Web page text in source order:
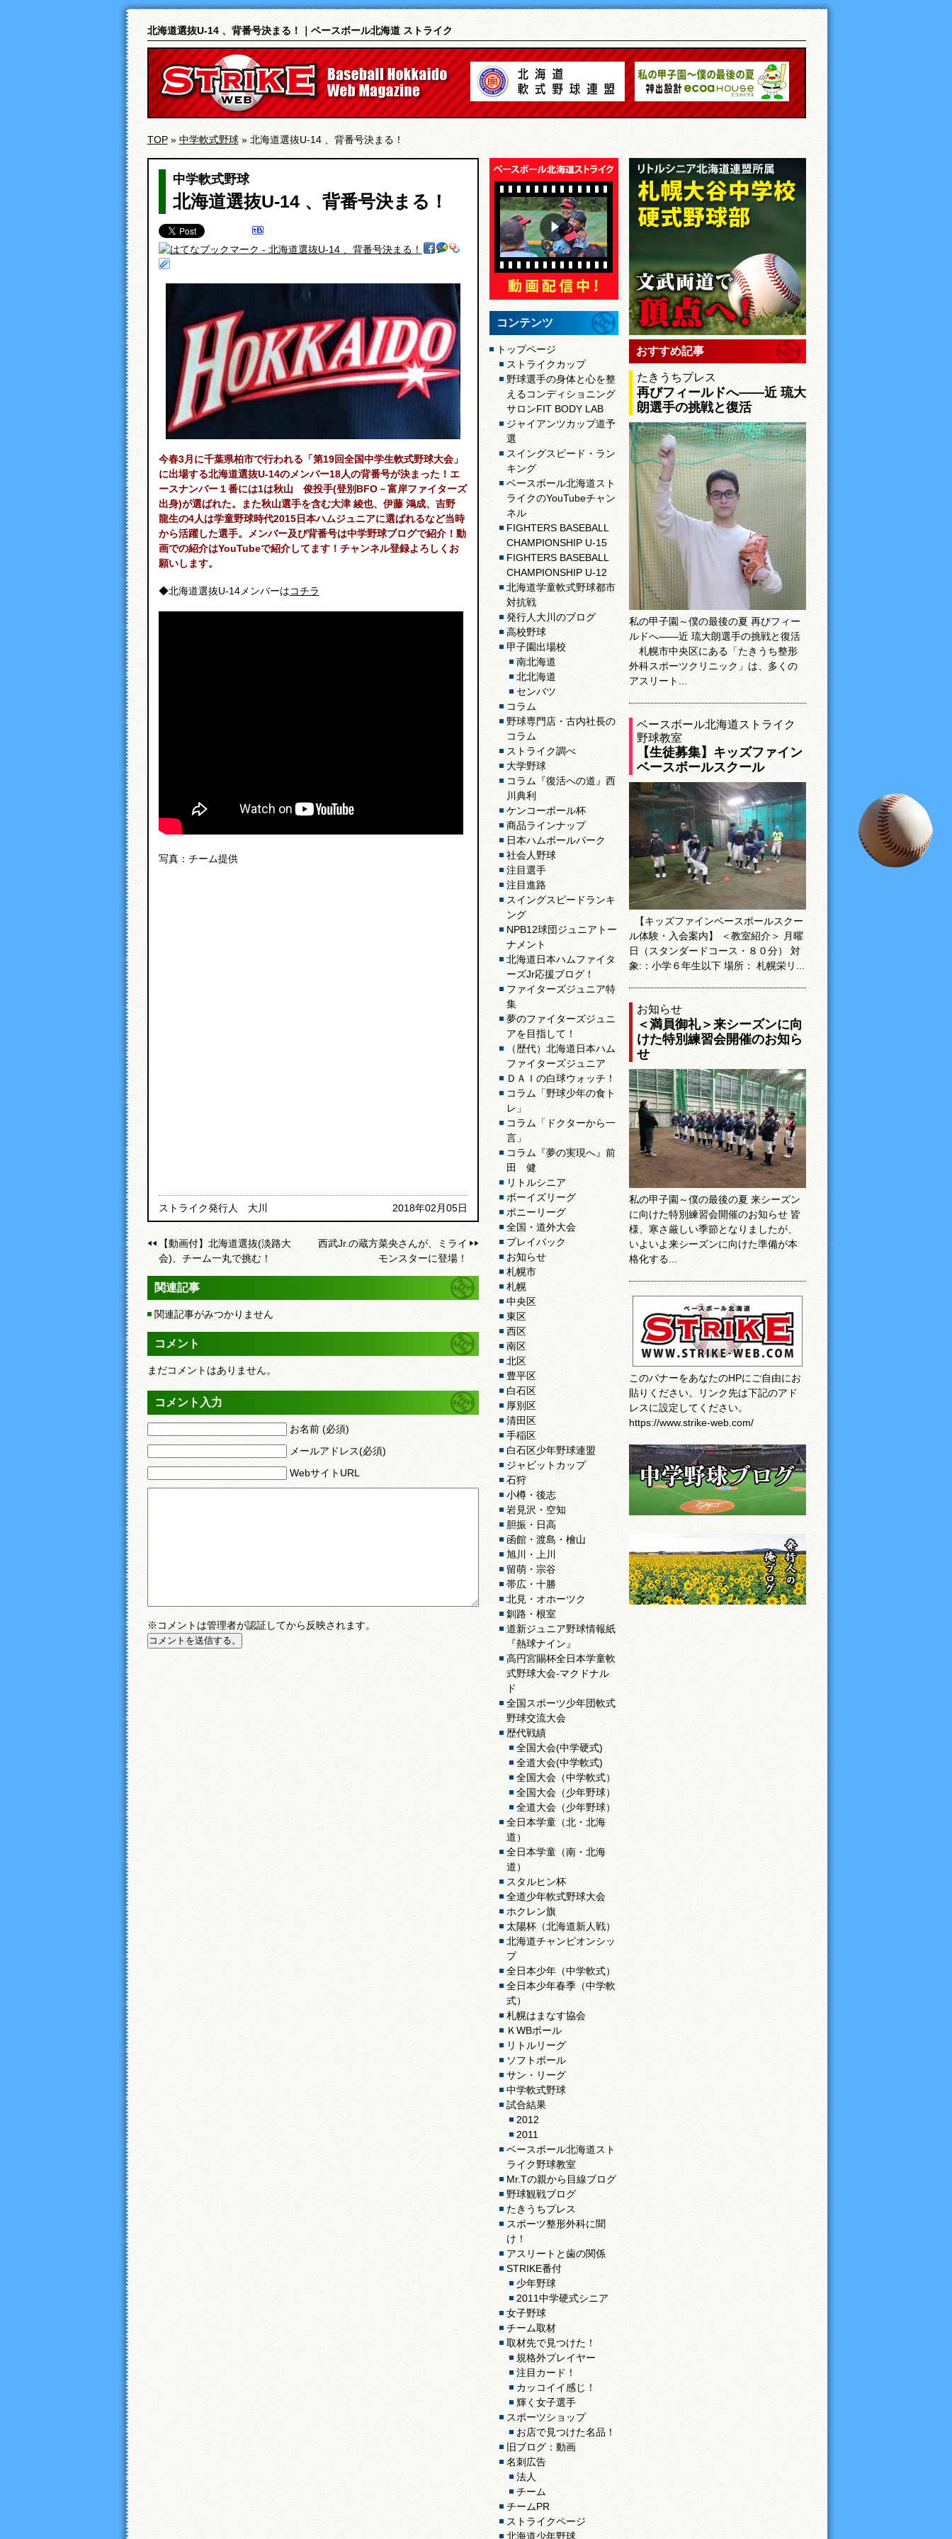
北海道選抜U-14 、背番号決まる！｜ベースボール北海道 ストライク
TOP » 中学軟式野球» 北海道選抜U-14 、背番号決まる！
中学軟式野球
北海道選抜U-14 、背番号決まる！
今春3月に千葉県柏市で行われる「第19回全国中学生軟式野球大会」
に出場する北海道選抜U‐14のメンバー18人の背番号が決まった！エ
ースナンバー１番には1は秋山 俊投手(登別BFO－富岸ファイターズ
出身)が選ばれた。また秋山選手を含む大津 綾也、伊藤 鴻成、吉野
龍生の4人は学童野球時代2015日本ハムジュニアに選ばれるなど当時
から活躍した選手。メンバー及び背番号は中学野球ブログで紹介！動
画での紹介はYouTubeで紹介してます！チャンネル登録よろしくお
願いします。
◆北海道選抜U-14メンバーはコチラ
写真：チーム提供
ストライク発行人 大川 2018年02月05日
【動画付】北海道選抜(淡路大
会)、チーム一丸で挑む！
西武Jr.の蔵方菜央さんが、ミライ
モンスターに登場！
関連記事
関連記事がみつかりません
コメント
まだコメントはありません。
コメント入力
お名前 (必須)
メールアドレス(必須)
WebサイトURL
※コメントは管理者が認証してから反映されます。
コンテンツ
トップページ
ストライクカップ
野球選手の身体と心を整
えるコンディショニング
サロンFIT BODY LAB
ジャイアンツカップ道予
選
スイングスピード・ラン
キング
ベースボール北海道スト
ライクのYouTubeチャン
ネル
FIGHTERS BASEBALL
CHAMPIONSHIP U-15
FIGHTERS BASEBALL
CHAMPIONSHIP U-12
北海道学童軟式野球都市
対抗戦
発行人大川のブログ
高校野球
甲子園出場校
南北海道
北北海道
センバツ
コラム
野球専門店・古内社長の
コラム
ストライク調べ
大学野球
コラム『復活への道』西
川典利
ケンコーボール杯
商品ラインナップ
日本ハムボールパーク
社会人野球
注目選手
注目進路
スイングスピードランキ
ング
NPB12球団ジュニアトー
ナメント
北海道日本ハムファイタ
ーズJr応援ブログ！
ファイターズジュニア特
集
夢のファイターズジュニ
アを目指して！
（歴代）北海道日本ハム
ファイターズジュニア
ＤＡＩの白球ウォッチ！
コラム「野球少年の食ト
レ」
コラム「ドクターから一
言」
コラム『夢の実現へ』前
田 健
リトルシニア
ボーイズリーグ
ポニーリーグ
全国・道外大会
プレイバック
お知らせ
札幌市
札幌
中央区
東区
西区
南区
北区
豊平区
白石区
厚別区
清田区
手稲区
白石区少年野球連盟
ジャビットカップ
石狩
小樽・後志
岩見沢・空知
胆振・日高
函館・渡島・檜山
旭川・上川
留萌・宗谷
帯広・十勝
北見・オホーツク
釧路・根室
道新ジュニア野球情報紙
『熱球ナイン』
高円宮賜杯全日本学童軟
式野球大会-マクドナル
ド
全国スポーツ少年団軟式
野球交流大会
歴代戦績
全国大会(中学硬式)
全道大会(中学軟式)
全国大会（中学軟式）
全国大会（少年野球）
全道大会（少年野球）
全日本学童（北・北海
道）
全日本学童（南・北海
道）
スタルヒン杯
全道少年軟式野球大会
ホクレン旗
太陽杯（北海道新人戦）
北海道チャンピオンシッ
プ
全日本少年（中学軟式）
全日本少年春季（中学軟
式）
札幌はまなす協会
ＫWBボール
リトルリーグ
ソフトボール
サン・リーグ
中学軟式野球
試合結果
2012
2011
ベースボール北海道スト
ライク野球教室
Mr.Tの親から目線ブログ
野球観戦ブログ
たきうちプレス
スポーツ整形外科に聞
け！
アスリートと歯の関係
STRIKE番付
少年野球
2011中学硬式シニア
女子野球
チーム取材
取材先で見つけた！
規格外プレイヤー
注目カード！
カッコイイ感じ！
輝く女子選手
スポーツショップ
お店で見つけた名品！
旧ブログ：動画
名刺広告
法人
チーム
チームPR
ストライクページ
北海道少年野球
おすすめ記事
たきうちプレス
再びフィールドへ――近 琉大
朗選手の挑戦と復活
私の甲子園～僕の最後の夏 再びフィー
ルドへ――近 琉大朗選手の挑戦と復活
札幌市中央区にある「たきうち整形
外科スポーツクリニック」は、多くの
アスリート...
ベースボール北海道ストライク
野球教室
【生徒募集】キッズファイン
ベースボールスクール
【キッズファインベースボールスクー
ル体験・入会案内】 ＜教室紹介＞ 月曜
日（スタンダードコース・８０分） 対
象:：小学６年生以下 場所： 札幌栄リ...
お知らせ
＜満員御礼＞来シーズンに向
けた特別練習会開催のお知ら
せ
私の甲子園～僕の最後の夏 来シーズン
に向けた特別練習会開催のお知らせ 皆
様、寒さ厳しい季節となりましたが、
いよいよ来シーズンに向けた準備が本
格化する...
このバナーをあなたのHPにご自由にお
貼りください。リンク先は下記のアド
レスに設定してください。
https://www.strike-web.com/